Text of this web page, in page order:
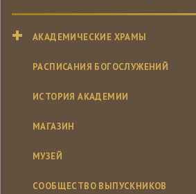
АКАДЕМИЧЕСКИЕ ХРАМЫ
РАСПИСАНИЯ БОГОСЛУЖЕНИЙ
ИСТОРИЯ АКАДЕМИИ
МАГАЗИН
МУЗЕЙ
СООБЩЕСТВО ВЫПУСКНИКОВ